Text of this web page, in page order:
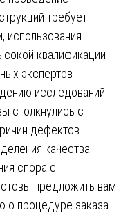
требует
использования
квалификации
экспертов
исследований
столкнулись с
дефектов
качества
спора с
предложить вам
процедуре заказа